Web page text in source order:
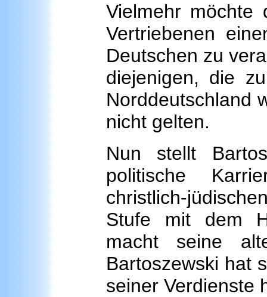
Vielmehr möchte
Vertriebenen
Deutschen zu
diejenigen, die
Norddeutschland
nicht gelten.
Nun stellt
politische
christlich-
Stufe mit dem
macht seine
Bartoszewski hat
seiner Verdienste